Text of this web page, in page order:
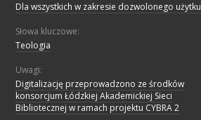
Dla wszystkich w zakresie dozwolonego użytku
Słowa kluczowe:
Teologia
Uwagi:
Digitalizację przeprowadzono ze środków
konsorcjum Łódzkiej Akademickiej Sieci
Bibliotecznej w ramach projektu CYBRA 2